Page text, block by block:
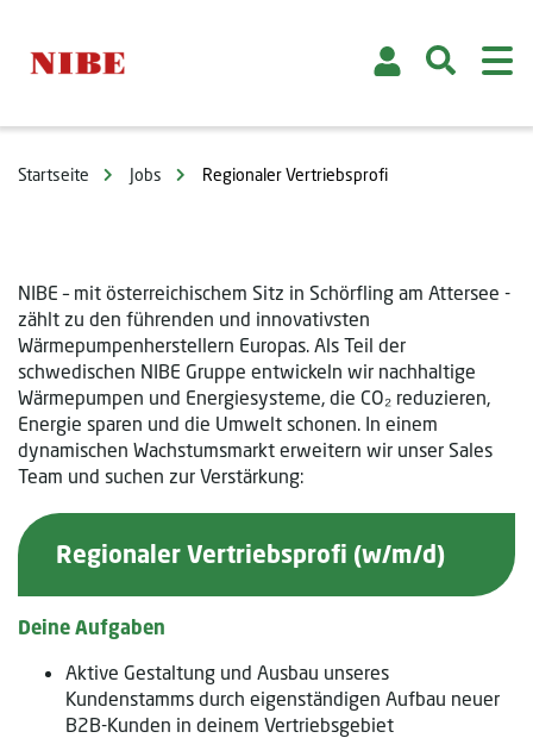
Startseite Jobs Regionaler Vertriebsprofi
NIBE – mit österreichischem Sitz in Schörfling am Attersee -
zählt zu den führenden und innovativsten
Wärmepumpenherstellern Europas. Als Teil der
schwedischen NIBE Gruppe entwickeln wir nachhaltige
Wärmepumpen und Energiesysteme, die CO₂ reduzieren,
Energie sparen und die Umwelt schonen. In einem
dynamischen Wachstumsmarkt erweitern wir unser Sales
Team und suchen zur Verstärkung:
Regionaler Vertriebsprofi (w/m/d)
Deine Aufgaben
Aktive Gestaltung und Ausbau unseres
Kundenstamms durch eigenständigen Aufbau neuer
B2B-Kunden in deinem Vertriebsgebiet